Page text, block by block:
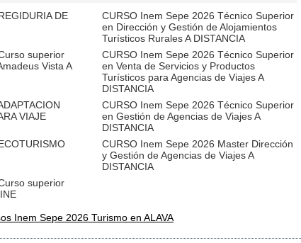
DE
CURSO Inem Sepe 2026 Técnico Superior
en Dirección y Gestión de Alojamientos
Turísticos Rurales A DISTANCIA
superior
Vista A
CURSO Inem Sepe 2026 Técnico Superior
en Venta de Servicios y Productos
Turísticos para Agencias de Viajes A
DISTANCIA
VIAJE
CURSO Inem Sepe 2026 Técnico Superior
en Gestión de Agencias de Viajes A
DISTANCIA
CURSO Inem Sepe 2026 Master Dirección
y Gestión de Agencias de Viajes A
DISTANCIA
superior
Inem Sepe 2026 Turismo en ALAVA